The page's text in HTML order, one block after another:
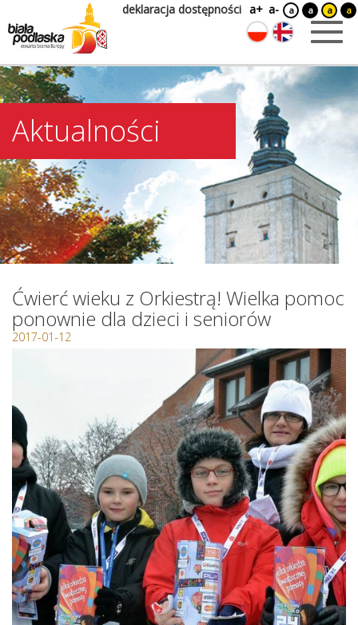
deklaracja dostępności a+ a- a a a a
Aktualności
Ćwierć wieku z Orkiestrą! Wielka pomoc
ponownie dla dzieci i seniorów
2017-01-12